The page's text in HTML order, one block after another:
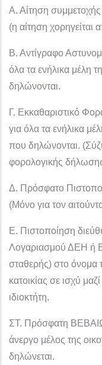
Α. Αίτηση
(η αίτηση
Β. Αντίγραφο
όλα τα ενήλικα μέλη
δηλώνονται.
Γ. Εκκαθαριστικό
για όλα τα ενήλικα
που δηλώνονται.
φορολογικής
Δ. Πρόσφατο
(Μόνο για τον
Ε. Πιστοποίηση
Λογαριασμού ΔΕΗ ή
σταθερής) στο όνομα
κατοικίας σε ισχύ
ιδιοκτήτη.
ΣΤ. Πρόσφατη
άνεργο μέλος της
δηλώνεται.